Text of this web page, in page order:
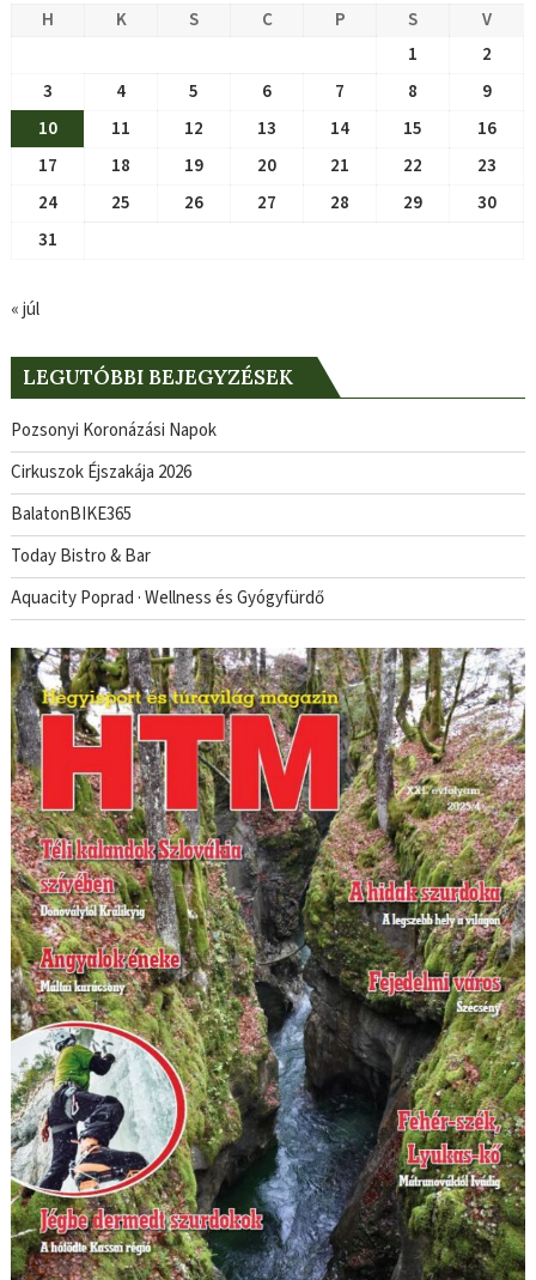
H K S C P S
V
1
2
3
4 5 6 7 8
9
10
11 12 13 14 15
16
17
18 19 20 21 22
23
24
25 26 27 28 29
30
31
« júl
LEGUTÓBBI BEJEGYZÉSEK
Pozsonyi Koronázási Napok
Cirkuszok Éjszakája 2026
BalatonBIKE365
Today Bistro & Bar
Aquacity Poprad · Wellness és Gyógyfürdő